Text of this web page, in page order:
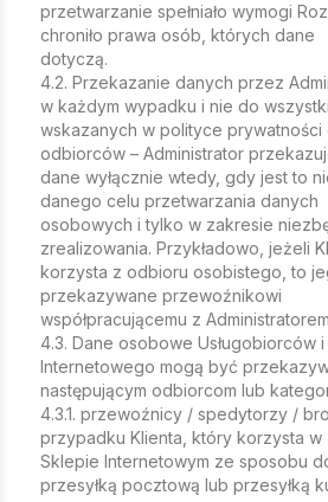
przetwarzanie spełniało wymogi
chroniło prawa osób, których dane
dotyczą.
4.2. Przekazanie danych przez
w każdym wypadku i nie do
wskazanych w polityce
odbiorców – Administrator
dane wyłącznie wtedy, gdy jest to
danego celu przetwarzania danych
osobowych i tylko w zakresie
zrealizowania. Przykładowo, jeżeli
korzysta z odbioru osobistego, to
przekazywane przewoźnikowi
współpracującemu z
4.3. Dane osobowe Usługobiorców
Internetowego mogą być
następującym odbiorcom lub
4.3.1. przewoźnicy / spedytorzy /
przypadku Klienta, który korzysta w
Sklepie Internetowym ze sposobu
przesyłką pocztową lub przesyłką